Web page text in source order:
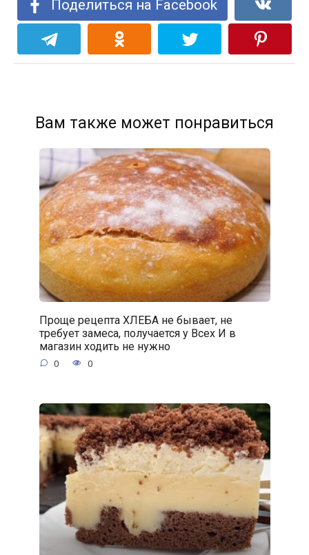
Поделиться на Facebook
Вам также может понравиться
Проще рецепта ХЛЕБА не бывает, не
требует замеса, получается у Всех И в
магазин ходить не нужно
0 0